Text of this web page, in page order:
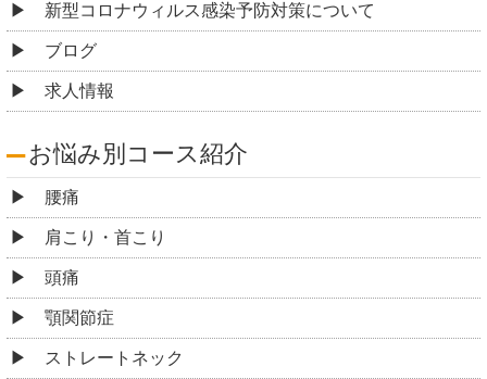
新型コロナウィルス感染予防対策について
ブログ
求人情報
お悩み別コース紹介
腰痛
肩こり・首こり
頭痛
顎関節症
ストレートネック